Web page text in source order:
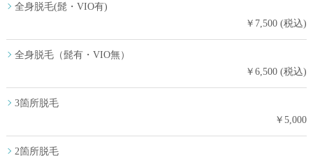
全身脱毛(髭・VIO有)
￥7,500 (税込)
全身脱毛（髭有・VIO無）
￥6,500 (税込)
3箇所脱毛
￥5,000
2箇所脱毛